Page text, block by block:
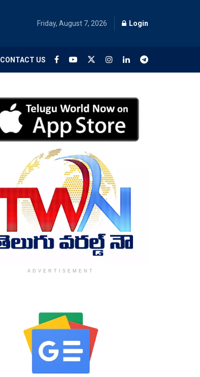
Friday, August 7, 2026 Login
CONTACT US
ADVERTISEMENT